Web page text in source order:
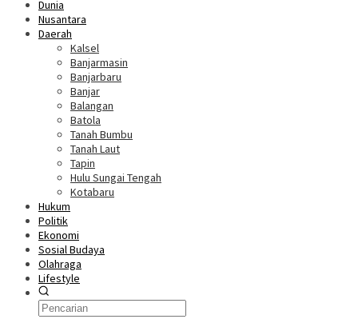
Dunia
Nusantara
Daerah
Kalsel
Banjarmasin
Banjarbaru
Banjar
Balangan
Batola
Tanah Bumbu
Tanah Laut
Tapin
Hulu Sungai Tengah
Kotabaru
Hukum
Politik
Ekonomi
Sosial Budaya
Olahraga
Lifestyle